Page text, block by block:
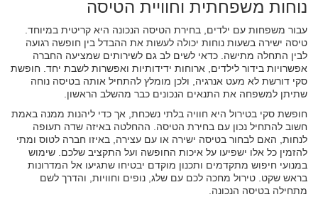
נוחות משפחתית וחוויית הטיסה
עבור משפחות עם ילדים, בחירת הטיסה הנכונה היא קריטית במיוחד.
טיסה ישירה בשעות נוחות יכולה לעשות את ההבדל בין חופשה רגועה
לבין התחלה מתישה. כדאי לשים לב גם לשירותים שמציעה החברה
אפשרויות בידור לילדים, ארוחות ידידותיות ואפשרות לשבת יחד. חופשת
סקי דורשת לא מעט אנרגיה, ולכן מומלץ להתחיל אותה בטיסה נוחה
שתיתן למשפחה את התנאים הנכונים כבר מהשלב הראשון.
חופשת סקי בטירול היא חוויה בלתי נשכחת, אך כדי ליהנות ממנה באמת
חשוב להתחיל נכון עם בחירת הטיסה. ההחלטה באיזה שדה תעופה
לנחות, האם לבחור בטיסה ישירה או עם עצירה, באיזו חברה לטוס ומתי
להזמין כל אלו ישפיעו על איכות החופשה ועל התקציב שלכם. שימוש
במנועי חיפוש מתקדמים ותכנון מוקדם יבטיחו שתגיעו אל המדרונות
בראש שקט. טירול מחכה לכם עם שלג, נופים וחוויות, והדרך לשם
מתחילה בטיסה הנכונה.